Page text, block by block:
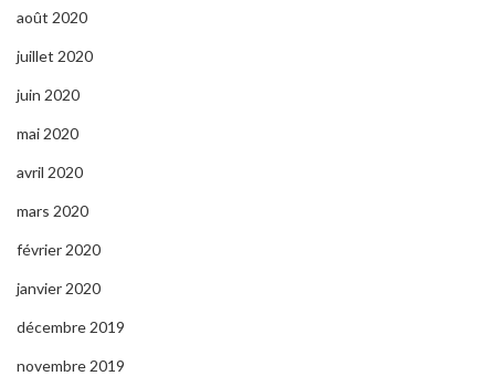
août 2020
juillet 2020
juin 2020
mai 2020
avril 2020
mars 2020
février 2020
janvier 2020
décembre 2019
novembre 2019